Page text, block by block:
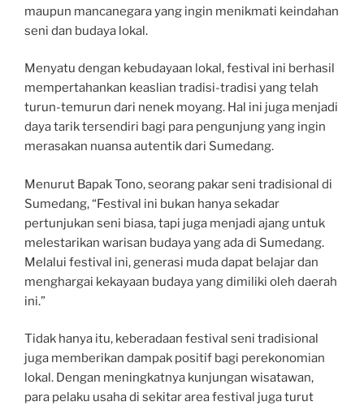
maupun mancanegara yang ingin menikmati keindahan
seni dan budaya lokal.
Menyatu dengan kebudayaan lokal, festival ini berhasil
mempertahankan keaslian tradisi-tradisi yang telah
turun-temurun dari nenek moyang. Hal ini juga menjadi
daya tarik tersendiri bagi para pengunjung yang ingin
merasakan nuansa autentik dari Sumedang.
Menurut Bapak Tono, seorang pakar seni tradisional di
Sumedang, “Festival ini bukan hanya sekadar
pertunjukan seni biasa, tapi juga menjadi ajang untuk
melestarikan warisan budaya yang ada di Sumedang.
Melalui festival ini, generasi muda dapat belajar dan
menghargai kekayaan budaya yang dimiliki oleh daerah
ini.”
Tidak hanya itu, keberadaan festival seni tradisional
juga memberikan dampak positif bagi perekonomian
lokal. Dengan meningkatnya kunjungan wisatawan,
para pelaku usaha di sekitar area festival juga turut